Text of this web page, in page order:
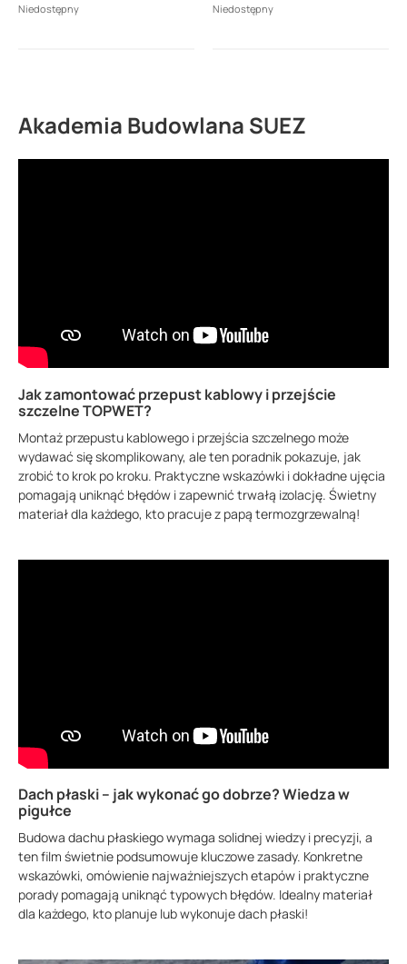
Niedostępny Niedostępny
Akademia Budowlana SUEZ
Jak zamontować przepust kablowy i przejście
szczelne TOPWET?
Montaż przepustu kablowego i przejścia szczelnego może
wydawać się skomplikowany, ale ten poradnik pokazuje, jak
zrobić to krok po kroku. Praktyczne wskazówki i dokładne ujęcia
pomagają uniknąć błędów i zapewnić trwałą izolację. Świetny
materiał dla każdego, kto pracuje z papą termozgrzewalną!
Dach płaski – jak wykonać go dobrze? Wiedza w
pigułce
Budowa dachu płaskiego wymaga solidnej wiedzy i precyzji, a
ten film świetnie podsumowuje kluczowe zasady. Konkretne
wskazówki, omówienie najważniejszych etapów i praktyczne
porady pomagają uniknąć typowych błędów. Idealny materiał
dla każdego, kto planuje lub wykonuje dach płaski!